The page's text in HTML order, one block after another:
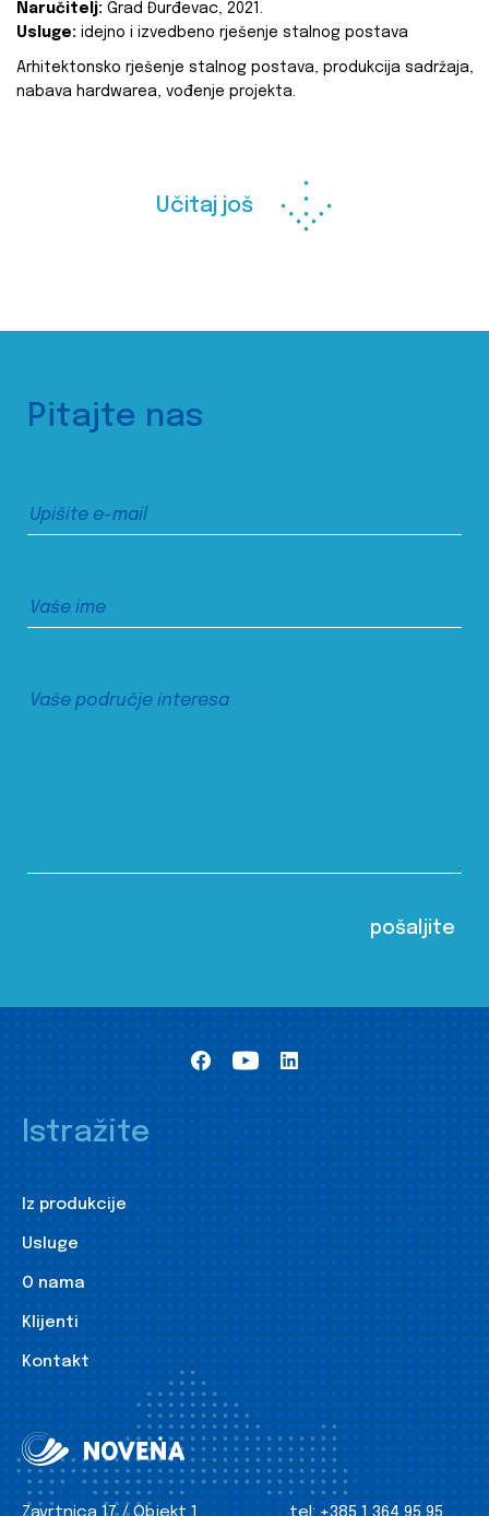
Naručitelj: Grad Đurđevac, 2021.
Usluge: idejno i izvedbeno rješenje stalnog postava
Arhitektonsko rješenje stalnog postava, produkcija sadržaja,
nabava hardwarea, vođenje projekta.
Učitaj još
Pitajte nas
Istražite
Iz produkcije
Usluge
O nama
Klijenti
Kontakt